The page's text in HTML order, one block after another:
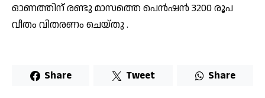
ഓണത്തിന് രണ്ടു മാസത്തെ പെന്‍ഷന്‍ 3200 രൂപ
വീതം വിതരണം ചെയ്തു .
Share Tweet Share